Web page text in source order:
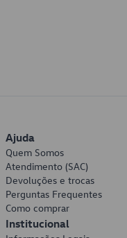
Ajuda
Quem Somos
Atendimento (SAC)
Devoluções e trocas
Perguntas Frequentes
Como comprar
Institucional